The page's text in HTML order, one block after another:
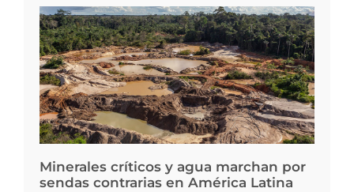
Minerales críticos y agua marchan por
sendas contrarias en América Latina